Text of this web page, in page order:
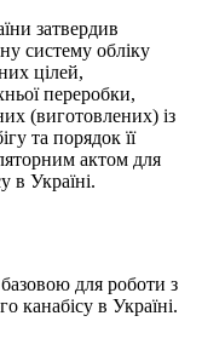
затвердив
систему обліку
цілей,
переробки,
(виготовлених) із
та порядок її
актом для
в Україні.
для роботи з
канабісу в Україні.